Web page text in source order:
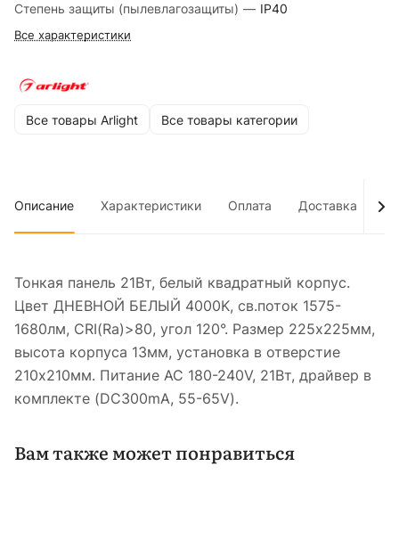
Степень защиты (пылевлагозащиты) — IP40
Все характеристики
Все товары Arlight Все товары категории
Описание Характеристики Оплата Доставка
Тонкая панель 21Вт, белый квадратный корпус.
Цвет ДНЕВНОЙ БЕЛЫЙ 4000K, св.поток 1575-
1680лм, CRI(Ra)>80, угол 120°. Размер 225x225мм,
высота корпуса 13мм, установка в отверстие
210x210мм. Питание AC 180-240V, 21Вт, драйвер в
комплекте (DC300mA, 55-65V).
Вам также может понравиться